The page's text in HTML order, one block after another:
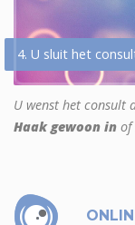
4. U sluit het
U wenst het consult
Haak gewoon in of